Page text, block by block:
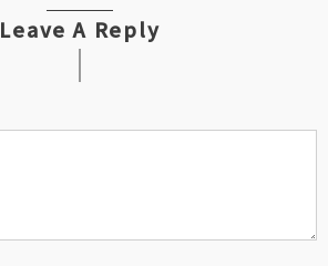
Leave A Reply